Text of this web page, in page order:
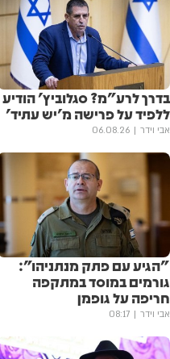
בדרך לרע"מ? סגלוביץ' הודיע
ללפיד על פרישה מ'יש עתיד'
אבי וידר 06.08.26
"הגיע עם פתק מנתניהו":
גורמים במוסד במתקפה
חריפה על גופמן
אבי וידר 08:17